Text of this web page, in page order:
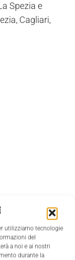
utilizziamo tecnologie
del
a noi e ai nostri
durante la
Spezia e
Cagliari,